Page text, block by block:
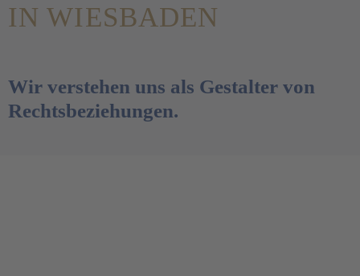
IN WIESBADEN
Wir verstehen uns als Gestalter von
Rechtsbeziehungen.